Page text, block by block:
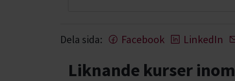
Dela sida: Facebook LinkedIn
Liknande kurser inom